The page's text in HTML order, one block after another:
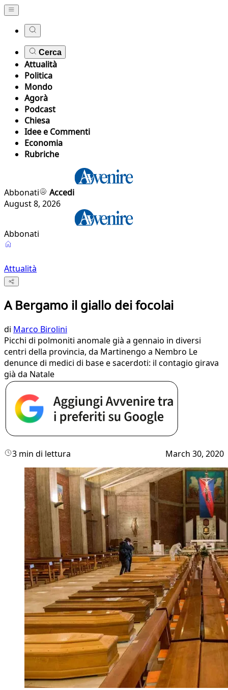
Cerca
Attualità
Politica
Mondo
Agorà
Podcast
Chiesa
Idee e Commenti
Economia
Rubriche
Abbonati
Accedi
August 8, 2026
Abbonati
Attualità
A Bergamo il giallo dei focolai
di Marco Birolini
Picchi di polmoniti anomale già a gennaio in diversi
centri della provincia, da Martinengo a Nembro Le
denunce di medici di base e sacerdoti: il contagio girava
già da Natale
3 min di lettura March 30, 2020